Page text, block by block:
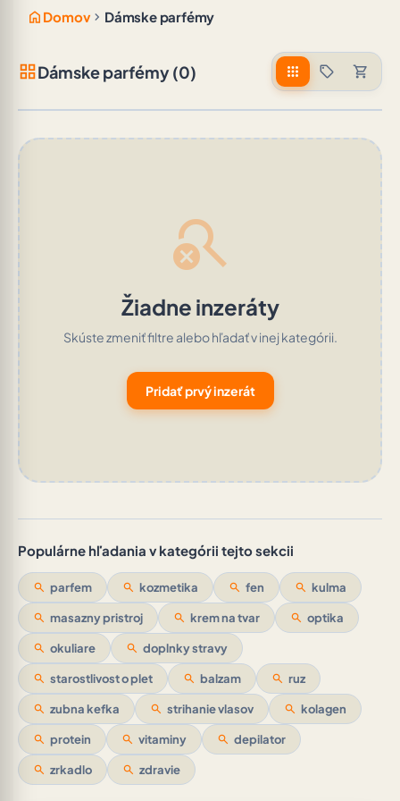
home Domov chevron_right Dámske parfémy
grid_viewDámske parfémy (0) apps sell shopping_cart
search_off
Žiadne inzeráty
Skúste zmeniť filtre alebo hľadať v inej kategórii.
Pridať prvý inzerát
Populárne hľadania v kategórii tejto sekcii
search parfem search kozmetika search fen search kulma
search masazny pristroj search krem na tvar search optika
search okuliare search doplnky stravy
search starostlivost o plet search balzam search ruz
search zubna kefka search strihanie vlasov search kolagen
search protein search vitaminy search depilator
search zrkadlo search zdravie